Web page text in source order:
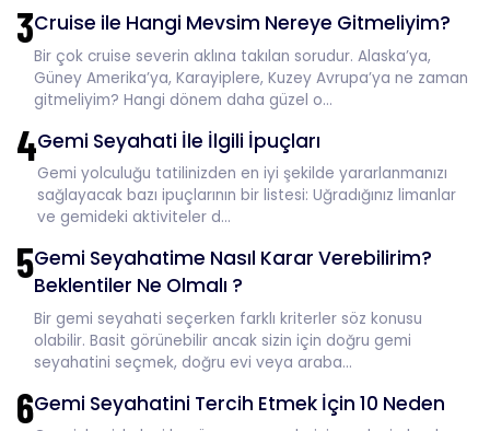
3Cruise ile Hangi Mevsim Nereye Gitmeliyim?
Bir çok cruise severin aklına takılan sorudur. Alaska’ya,
Güney Amerika’ya, Karayiplere, Kuzey Avrupa’ya ne zaman
gitmeliyim? Hangi dönem daha güzel o...
4Gemi Seyahati İle İlgili İpuçları
Gemi yolculuğu tatilinizden en iyi şekilde yararlanmanızı
sağlayacak bazı ipuçlarının bir listesi: Uğradığınız limanlar
ve gemideki aktiviteler d...
5Gemi Seyahatime Nasıl Karar Verebilirim?
Beklentiler Ne Olmalı ?
Bir gemi seyahati seçerken farklı kriterler söz konusu
olabilir. Basit görünebilir ancak sizin için doğru gemi
seyahatini seçmek, doğru evi veya araba...
6Gemi Seyahatini Tercih Etmek İçin 10 Neden